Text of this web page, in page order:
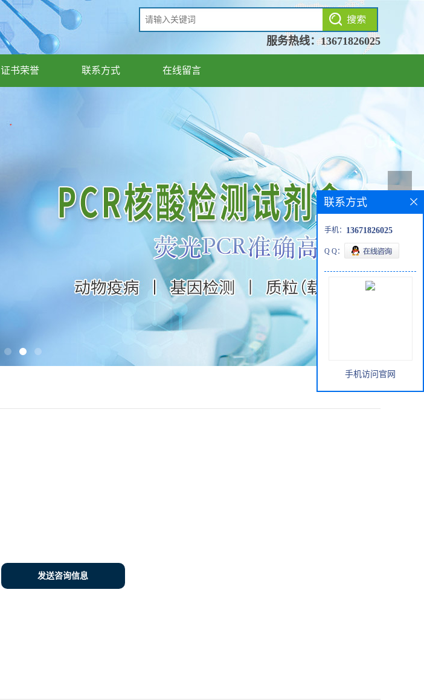
服务热线：13671826025
证书荣誉 联系方式 在线留言
发送咨询信息
联系方式
手机： 13671826025
Q Q：
手机访问官网